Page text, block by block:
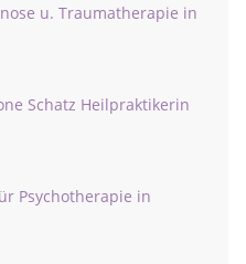
u. Traumatherapie in
Schatz Heilpraktikerin
Psychotherapie in